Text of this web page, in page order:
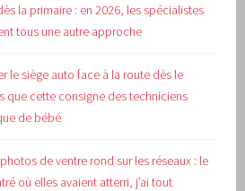
la primaire : en 2026, les spécialistes
tous une autre approche
le siège auto face à la route dès le
que cette consigne des techniciens
de bébé
de ventre rond sur les réseaux : le
où elles avaient atterri, j’ai tout